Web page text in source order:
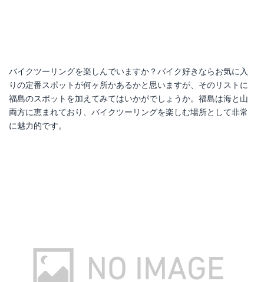
バイクツーリングを楽しんでいますか？バイク好きならお気に入
りの定番スポットが何ヶ所かあるかと思いますが、そのリストに
福島のスポットを加えてみてはいかがでしょうか。福島は海と山
両方に恵まれており、バイクツーリングを楽しむ場所として非常
に魅力的です。